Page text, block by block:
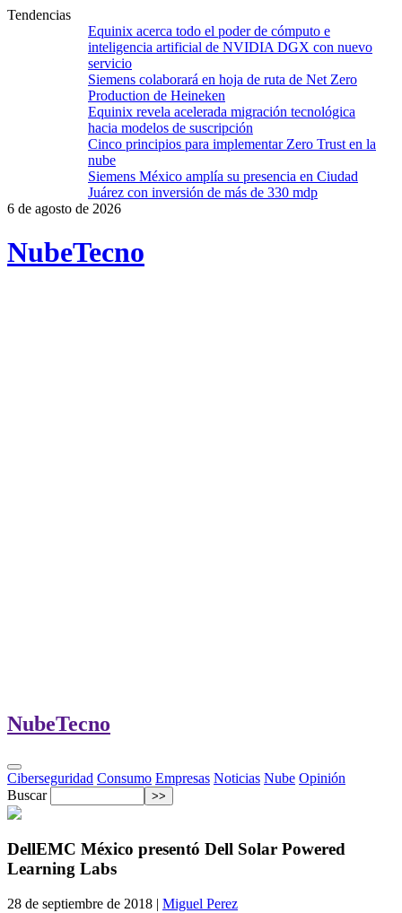
Tendencias
Equinix acerca todo el poder de cómputo e
inteligencia artificial de NVIDIA DGX con nuevo
servicio
Siemens colaborará en hoja de ruta de Net Zero
Production de Heineken
Equinix revela acelerada migración tecnológica
hacia modelos de suscripción
Cinco principios para implementar Zero Trust en la
nube
Siemens México amplía su presencia en Ciudad
Juárez con inversión de más de 330 mdp
6 de agosto de 2026
NubeTecno
NubeTecno
Ciberseguridad Consumo Empresas Noticias Nube Opinión
Buscar
DellEMC México presentó Dell Solar Powered
Learning Labs
28 de septiembre de 2018 | Miguel Perez